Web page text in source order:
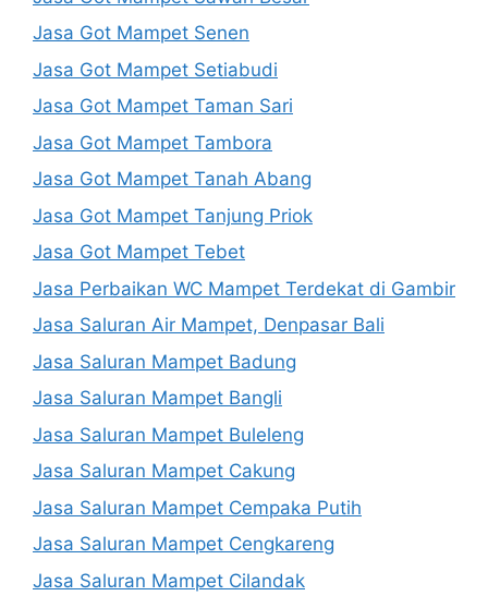
Jasa Got Mampet Senen
Jasa Got Mampet Setiabudi
Jasa Got Mampet Taman Sari
Jasa Got Mampet Tambora
Jasa Got Mampet Tanah Abang
Jasa Got Mampet Tanjung Priok
Jasa Got Mampet Tebet
Jasa Perbaikan WC Mampet Terdekat di Gambir
Jasa Saluran Air Mampet, Denpasar Bali
Jasa Saluran Mampet Badung
Jasa Saluran Mampet Bangli
Jasa Saluran Mampet Buleleng
Jasa Saluran Mampet Cakung
Jasa Saluran Mampet Cempaka Putih
Jasa Saluran Mampet Cengkareng
Jasa Saluran Mampet Cilandak